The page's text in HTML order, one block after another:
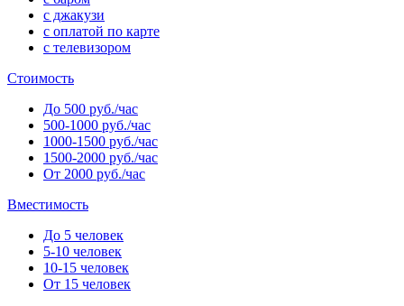
с джакузи
с оплатой по карте
с телевизором
Стоимость
До 500 руб./час
500-1000 руб./час
1000-1500 руб./час
1500-2000 руб./час
От 2000 руб./час
Вместимость
До 5 человек
5-10 человек
10-15 человек
От 15 человек